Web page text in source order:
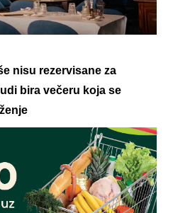
nisu rezervisane za
bira večeru koja se